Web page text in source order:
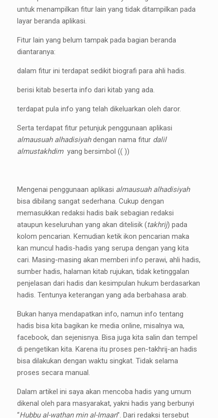
untuk menampilkan fitur lain yang tidak ditampilkan pada
layar beranda aplikasi.
Fitur lain yang belum tampak pada bagian beranda
diantaranya:
dalam fitur ini terdapat sedikit biografi para ahli hadis.
berisi kitab beserta info dari kitab yang ada.
terdapat pula info yang telah dikeluarkan oleh daror.
Serta terdapat fitur petunjuk penggunaan aplikasi
almausuah alhadisiyahdengan nama fitur dalil
almustakhdimyang bersimbol (( ))
Mengenai penggunaan aplikasi almausuah alhadisiyah
bisa dibilang sangat sederhana. Cukup dengan
memasukkan redaksi hadis baik sebagian redaksi
ataupun keseluruhan yang akan ditelisik (takhrij) pada
kolom pencarian. Kemudian ketik ikon pencarian maka
kan muncul hadis-hadis yang serupa dengan yang kita
cari. Masing-masing akan memberi info perawi, ahli hadis,
sumber hadis, halaman kitab rujukan, tidak ketinggalan
penjelasan dari hadis dan kesimpulan hukum berdasarkan
hadis. Tentunya keterangan yang ada berbahasa arab.
Bukan hanya mendapatkan info, namun info tentang
hadis bisa kita bagikan ke media online, misalnya wa,
facebook, dan sejenisnya. Bisa juga kita salin dan tempel
di pengetikan kita. Karena itu proses pen-takhrij-an hadis
bisa dilakukan dengan waktu singkat. Tidak selama
proses secara manual.
Dalam artikel ini saya akan mencoba hadis yang umum
dikenal oleh para masyarakat, yakni hadis yang berbunyi
“Hubbu al-wathan min al-Imaan”. Dari redaksi tersebut